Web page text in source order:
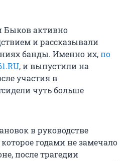
Быков активно
и рассказывали
банды. Именно их,по
, и выпустили на
участия в
чуть больше
в руководстве
годами не замечало
после трагедии